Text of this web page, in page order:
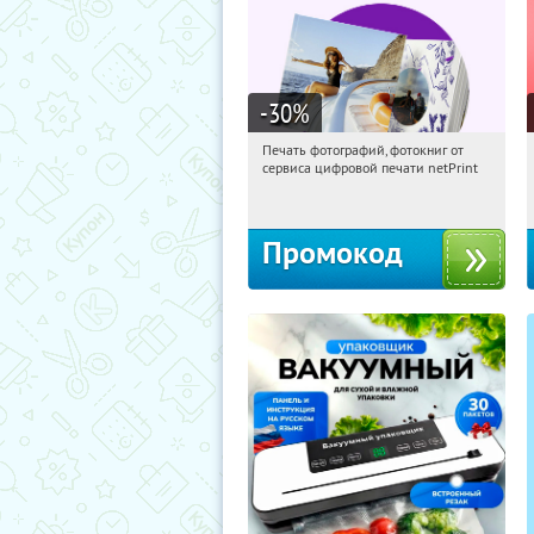
-30%
18:15:29 Получили:
Печать фотографий, фотокниг от
сервиса цифровой печати netPrint
Промокод